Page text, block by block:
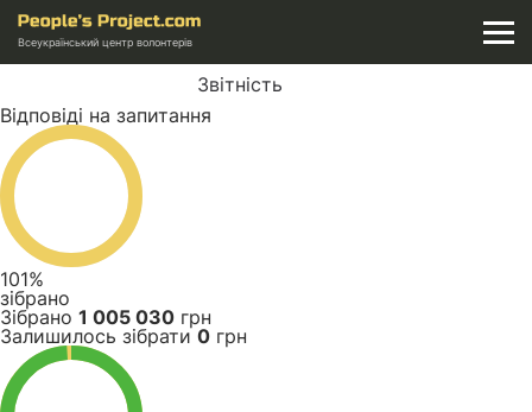
Всеукраїнський центр волонтерів
Звітність
Відповіді на запитання
101%
зібрано
Зібрано 1 005 030 грн
Залишилось зібрати 0 грн